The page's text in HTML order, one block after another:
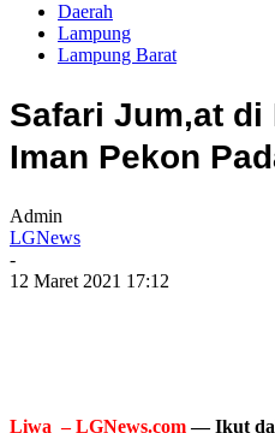
Daerah
Lampung
Lampung Barat
Safari Jum,at di
Iman Pekon
Admin
LGNews
-
12 Maret 2021 17:12
Liwa – LGNews.com— Ikut